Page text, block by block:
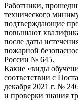
Работники,
технического
подтверждающие
повышают
после даты
пожарной
России № 645.
Какие «виды
соответствии с
декабря 2021 г. №
и проверки знания